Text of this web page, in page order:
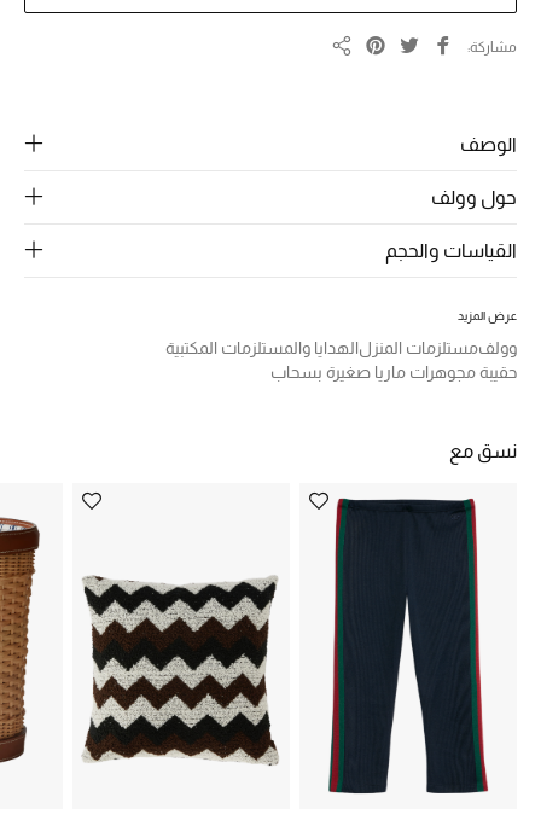
حصريًا عبر الإنترنت
الملابس الرياضية النسائية
حقائب وأحذية متطابقة
جميع الملابس النسائية
جميع الأحذية النسائية
جميع الحقائب النسائية
جميع الإكسسورات النسائية
مشاركة
الوصف
حول وولف
القياسات والحجم
عرض المزيد
وولفمستلزمات المنزلالهدايا والمستلزمات المكتبية
حقيبة مجوهرات ماريا صغيرة بسحاب
نسق مع